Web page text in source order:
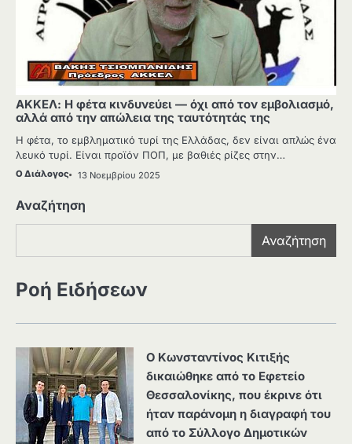
ΑΚΚΕΛ: Η φέτα κινδυνεύει — όχι από τον εμβολιασμό,
αλλά από την απώλεια της ταυτότητάς της
Η φέτα, το εμβληματικό τυρί της Ελλάδας, δεν είναι απλώς ένα
λευκό τυρί. Είναι προϊόν ΠΟΠ, με βαθιές ρίζες στην…
Ο Διάλογος 13 Νοεμβρίου 2025
Αναζήτηση
Αναζήτηση
Ροή Ειδήσεων
Ο Κωνσταντίνος Κιτιξής
δικαιώθηκε από το Εφετείο
Θεσσαλονίκης, που έκρινε ότι
ήταν παράνομη η διαγραφή του
από το Σύλλογο Δημοτικών